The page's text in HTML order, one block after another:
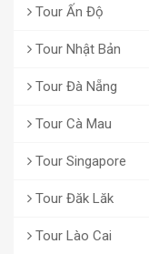
Tour Ấn Độ
Tour Nhật Bản
Tour Đà Nẵng
Tour Cà Mau
Tour Singapore
Tour Đăk Lăk
Tour Lào Cai